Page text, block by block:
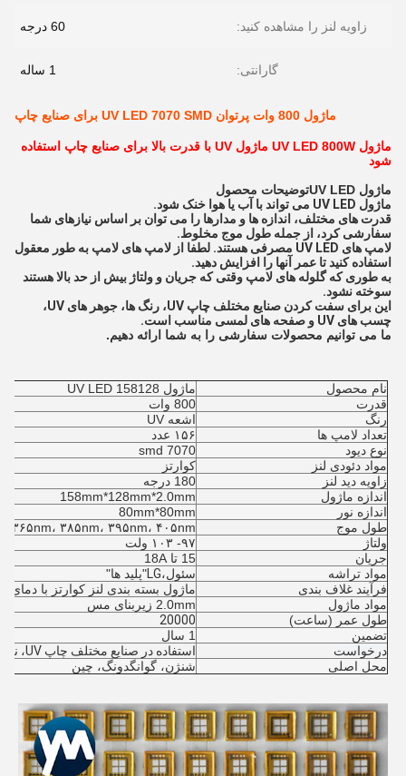
زاویه لنز را مشاهده کنید: 60 درجه
گارانتی: 1 ساله
ماژول 800 وات پرتوان UV LED 7070 SMD برای صنایع چاپ
ماژول UV LED 800W ماژول UV با قدرت بالا برای صنایع چاپ استفاده
شود
ماژول UV LED
توضیحات محصول
ماژول UV LED می تواند با آب یا هوا خنک شود.
قدرت های مختلف، اندازه ها و مدارها را می توان بر اساس نیازهای شما
سفارشی کرد، از جمله طول موج مخلوط.
لامپ های UV LED مصرفی هستند. لطفا از لامپ های لامپ به طور معقول
استفاده کنید تا عمر آنها را افزایش دهید.
به طوری که گلوله های لامپ وقتی که جریان و ولتاژ بیش از حد بالا هستند
سوخته نشود.
این برای سفت کردن صنایع مختلف چاپ UV، رنگ ها، جوهر های UV،
چسب های UV و صفحه های لمسی مناسب است.
ما می توانیم محصولات سفارشی را به شما ارائه دهیم.
نام محصول
ماژول UV LED 158128
قدرت
800 وات
رنگ
اشعه UV
تعداد لامپ ها
۱۵۶ عدد
نوع دیود
7070 smd
مواد دئودی لنز
کوارتز
زاویه دید لنز
180 درجه
اندازه ماژول
158mm*128mm*2.0mm
اندازه نور
80mm*80mm
طول موج
۳۶۵nm، ۳۸۵nm، ۳۹۵nm، ۴۰۵nm
ولتاژ
۹۷- ۱۰۳ ولت
جریان
15 تا 18A
مواد تراشه
سئول،LG
"پليد ها"
فرآیند غلاف بندی
ماژول بسته بندی لنز کوارتز با دمای
مواد ماژول
2.0mm زیربنای مس
طول عمر (ساعت)
20000
تضمین
1 سال
درخواست
استفاده در صنایع مختلف چاپ UV، نقاشی، جوهر UV، چسب UV
محل اصلی
شنژن، گوانگدونگ، چین